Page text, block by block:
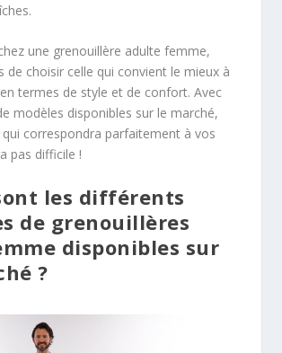
une grenouillère adulte femme,
de choisir celle qui convient le mieux à
termes de style et de confort. Avec
modèles disponibles sur le marché,
correspondra parfaitement à vos
pas difficile !
les différents
de grenouillères
disponibles sur
?